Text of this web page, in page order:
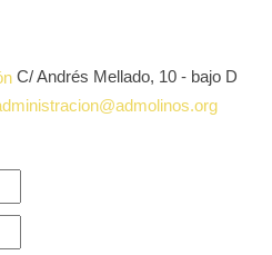
C/ Andrés Mellado, 10 - bajo D